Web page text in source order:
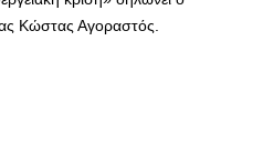
Κώστας Αγοραστός.